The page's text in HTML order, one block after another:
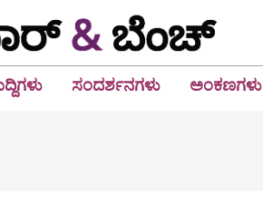
ಸಂದರ್ಶನಗಳು ಅಂಕಣಗಳು